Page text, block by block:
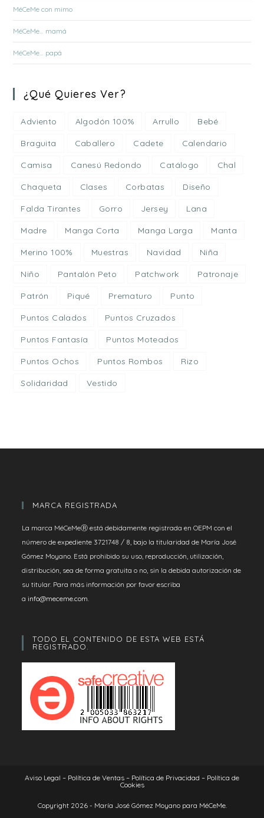
MéCeMe con mimo
MéCeMe… mamá
MéCeMe… papá
¿Qué Quieres Ver?
Adviento Algodón 100% Arrullo Bebé
Braguita Caballero Cadete Calendario
Camisa Canesú Redondo Catálogo Chal
Chaqueta Clases Corbatas Diseño
Falda Tirantes Gorro Jersey Lana
Madre Manga Corta Manga Larga Manta
Merino 100% Muestras Navidad Niña
Niño Pantalón Peto Patchwork Patronaje
Patrón Piqué Prematuro Punto
Puntos Calados Puntos Cruzados
Puntos Fantasía Puntos Moteados
Puntos Ochos Puntos Rombos Rizo
Solidaridad Vestido
MARCA REGISTRADA
La marca MéCeMeⓇ está debidamente registrada en OEPM con el
número de expediente 3721748 / 8, bajo la titularidad de María José
Gómez Moyano. Está prohibido su uso, reproducción, utilización,
distribución, sea de forma gratuita o no, sin la debida autorización de
su titular. Para más información por favor escriba
a info@meceme.com
TODO EL CONTENIDO DE ESTA WEB ESTÁ
REGISTRADO.
Aviso Legal – Política de Ventas – Política de Privacidad – Política de
Cookies
Copyright 2026 - María José Gómez Moyano para MéCeMe.